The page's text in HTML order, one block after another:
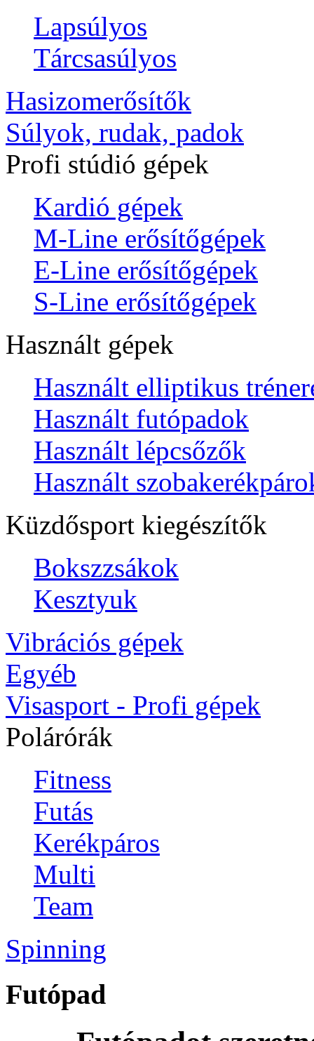
Lapsúlyos
Tárcsasúlyos
Hasizomerősítők
Súlyok, rudak, padok
Profi stúdió gépek
Kardió gépek
M-Line erősítőgépek
E-Line erősítőgépek
S-Line erősítőgépek
Használt gépek
Használt elliptikus
Használt futópadok
Használt lépcsőzők
Használt
Küzdősport kiegészítők
Bokszzsákok
Kesztyuk
Vibrációs gépek
Egyéb
Visasport - Profi gépek
Polárórák
Fitness
Futás
Kerékpáros
Multi
Team
Spinning
Futópad